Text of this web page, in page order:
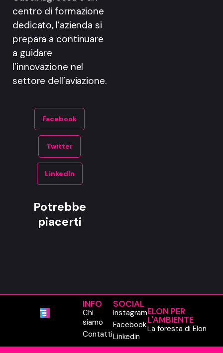
centro di formazione
dedicato, l’azienda si
prepara a continuare
a guidare
l’innovazione nel
settore dell’aviazione.
Facebook
Twitter
LinkedIn
Potrebbe
piacerti
INFO
Chi
siamo
Contatti
SOCIAL
Instagram
Facebook
Linkedin
ELON PER
L'AMBIENTE
La foresta di Elon